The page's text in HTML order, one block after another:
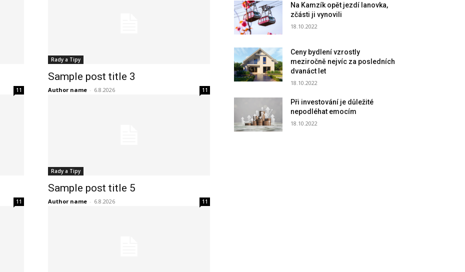
11
Rady a Tipy
Sample post title 3
Author name - 6.8.2026 11
11
Rady a Tipy
Sample post title 5
Author name - 6.8.2026 11
Na Kamzík opět jezdí lanovka,
zčásti ji vynovili
18.10.2022
Ceny bydlení vzrostly
meziročně nejvíc za posledních
dvanáct let
18.10.2022
Při investování je důležité
nepodléhat emocím
18.10.2022